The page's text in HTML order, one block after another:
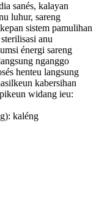
sanés, kalayan
luhur, sareng
sistem pamulihan
anu
énergi sareng
nganggo
henteu langsung
kabersihan
widang ieu:
kaléng